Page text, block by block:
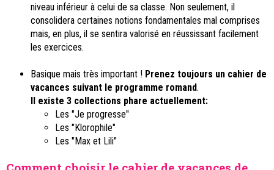
niveau inférieur à celui de sa classe. Non seulement, il
consolidera certaines notions fondamentales mal comprises
mais, en plus, il se sentira valorisé en réussissant facilement
les exercices.
Basique mais très important ! Prenez toujours un cahier de
vacances suivant le programme romand.
Il existe 3 collections phare actuellement:
Les "Je progresse"
Les "Klorophile"
Les "Max et Lili"